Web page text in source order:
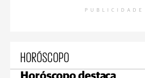
PUBLICIDADE
HORÓSCOPO